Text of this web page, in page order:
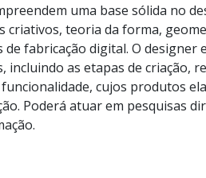
uma base sólida no
teoria da forma,
fabricação digital. O
as etapas de criação,
cujos produtos
Poderá atuar em pesquisas